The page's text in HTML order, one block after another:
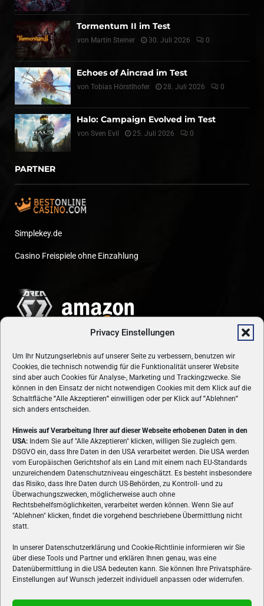
Privacy Einstellungen
Um Ihr Nutzungserlebnis auf unserer Seite zu verbessern, benutzen wir
Cookies, die technisch notwendig für die Funktionalität unserer Website
sind aber auch Cookies für Analyse-, Marketing und Trackingzwecke. Sie
können in den Einsatz der nicht notwendigen Cookies mit dem Klick auf die
Schaltfläche "Alle Akzeptieren" einwilligen oder per Klick auf"Ablehnen"
sich anders entscheiden.
Hinweis auf Verarbeitung Ihrer auf dieser Webseite erhobenen Daten in den
USA: Indem Sie auf "Alle Akzeptieren" klicken, willigen Sie zugleich gem.
DSGVO ein, dass Ihre Daten in den USA verarbeitet werden. Die USA werden
vom Europäischen Gerichtshof als ein Land mit einem nach EU-Standards
unzureichendem Datenschutzniveau eingeschätzt. Es besteht insbesondere
das Risiko, dass Ihre Daten durch US-Behörden, zu Kontroll- und zu
Überwachungszwecken, möglicherweise auch ohne
Rechtsbehelfsmöglichkeiten, verarbeitet werden können. Wenn Sie auf
"Ablehnen" klicken, findet die vorgehend beschriebene Übermittlung nicht
statt.
In unserer Datenschutzerklärung und Cookie-Richtlinie informieren wir Sie
über diese Tools und Partner und erklären Ihnen genau, was eine
Datenübermittlung in die USA bedeuten kann. Sie können Ihre Privatsphäre-
Einstellungen auf Wunsch jederzeit individuell anpassen oder widerrufen.
Tormentum II im Test
von Martin Steiner 30. Juli 2026 0
Echoes of Aincrad im Test
von Tobias Hörstlhofer 28. Juli 2026 0
Halo: Campaign Evolved im Test
von Sven Evil 25. Juli 2026 0
PARTNER
Simplekey.de
Casino Freispiele ohne Einzahlung
ÜBER UNS
VON GAMERN, FÜR GAMER! Gamers.at ist das älteste Online-
Spielemagazin Österreichs und bringt täglich aktuelle News,
Reviews und Videos zu PC- und Konsolenspielen, Gaming-
Hardware und aus der Welt des e-Sport's.
FOLGE UNS